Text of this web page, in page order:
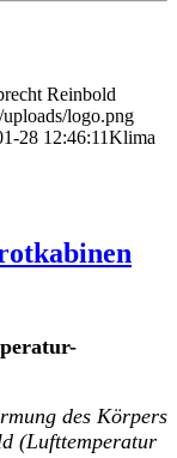
Reinbold
logo.png
28 12:46:11Klima
des Körpers
(Lufttemperatur